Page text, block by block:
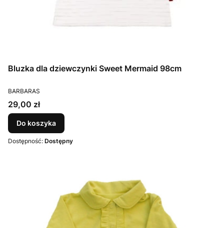
Bluzka dla dziewczynki Sweet Mermaid 98cm
PRODUCENT
BARBARAS
Cena
29,00 zł
Do koszyka
Dostępność: Dostępny